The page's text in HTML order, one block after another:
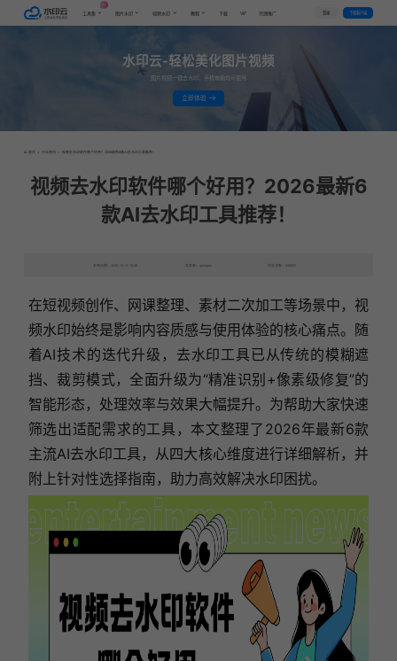
工具集 图片水印 视频水印 教程 下载 VIP 代理推广 登录 下载客户端
水印云-轻松美化图片视频
图片视频一键去水印，手机电脑均可使用
立即体验
首页 > 行业资讯 > 视频去水印软件哪个好用？2026最新6款AI去水印工具推荐！
视频去水印软件哪个好用？2026最新6
款AI去水印工具推荐！
发布日期：2025-12-31 10:29 发表者：qianqian 浏览次数：3099次
在短视频创作、网课整理、素材二次加工等场景中，视
频水印始终是影响内容质感与使用体验的核心痛点。随
着AI技术的迭代升级，去水印工具已从传统的模糊遮
挡、裁剪模式，全面升级为“精准识别+像素级修复”的
智能形态，处理效率与效果大幅提升。为帮助大家快速
筛选出适配需求的工具，本文整理了2026年最新6款
主流AI去水印工具，从四大核心维度进行详细解析，并
附上针对性选择指南，助力高效解决水印困扰。